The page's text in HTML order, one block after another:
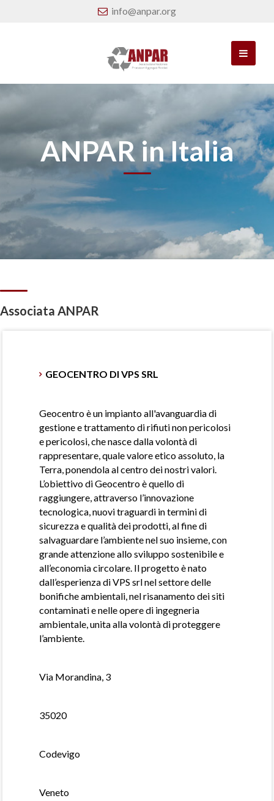
info@anpar.org
ANPAR in Italia
Associata ANPAR
GEOCENTRO DI VPS SRL
Geocentro è un impianto all'avanguardia di
gestione e trattamento di rifiuti non pericolosi
e pericolosi, che nasce dalla volontà di
rappresentare, quale valore etico assoluto, la
Terra, ponendola al centro dei nostri valori.
L’obiettivo di Geocentro è quello di
raggiungere, attraverso l’innovazione
tecnologica, nuovi traguardi in termini di
sicurezza e qualità dei prodotti, al fine di
salvaguardare l’ambiente nel suo insieme, con
grande attenzione allo sviluppo sostenibile e
all’economia circolare. Il progetto è nato
dall’esperienza di VPS srl nel settore delle
bonifiche ambientali, nel risanamento dei siti
contaminati e nelle opere di ingegneria
ambientale, unita alla volontà di proteggere
l’ambiente.
Via Morandina, 3
35020
Codevigo
Veneto